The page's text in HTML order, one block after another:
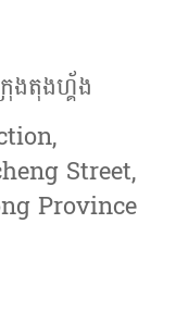
ងតុងហ្គ័ង
Street,
Province